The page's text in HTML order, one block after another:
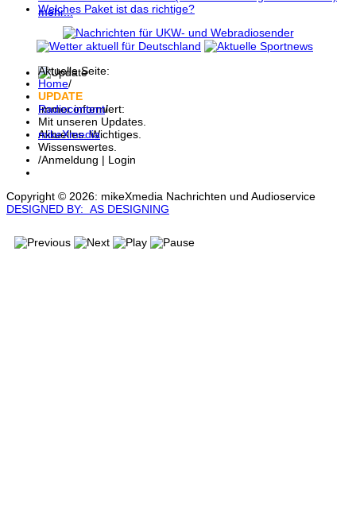
mehr...
UPDATE
Immer informiert:
Mit unseren Updates.
Aktuelles. Wichtiges.
Wissenswertes.
Welches Paket ist das richtige?
Aktuelle Seite:
Home/
Radiocontent/
mikeXmedia
/Anmeldung | Login
Copyright © 2026: mikeXmedia Nachrichten und Audioservice
DESIGNED BY: AS DESIGNING